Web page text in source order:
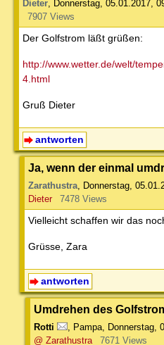
Dieter, Donnerstag, 05.01.2017,
7907 Views
Der Golfstrom läßt grüßen:
http://www.wetter.de/welt/
4.html
Gruß Dieter
antworten
Ja, wenn der einmal
Zarathustra Donnerstag,
Dieter
7478 Views
Vielleicht schaffen wir das
Grüsse, Zara
antworten
Umdrehen des
Rotti Pampa Donnerstag,
@ Zarathustra
7671 Views